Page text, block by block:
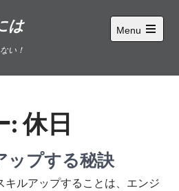
は
い！
Menu
Open
:休日
ップする秘訣
キルアップすることは、エンジ